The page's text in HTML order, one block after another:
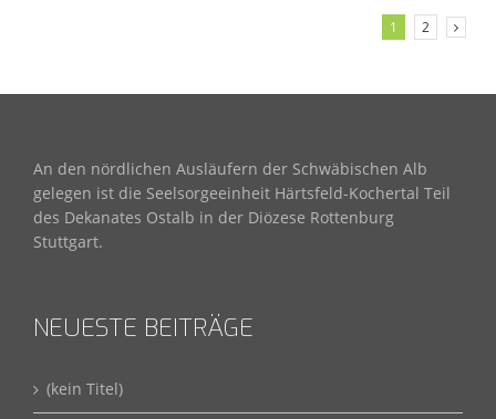
1 2
An den nördlichen Ausläufern der Schwäbischen Alb
gelegen ist die Seelsorgeeinheit Härtsfeld-Kochertal Teil
des Dekanates Ostalb in der Diözese Rottenburg
Stuttgart.
NEUESTE BEITRÄGE
(kein Titel)